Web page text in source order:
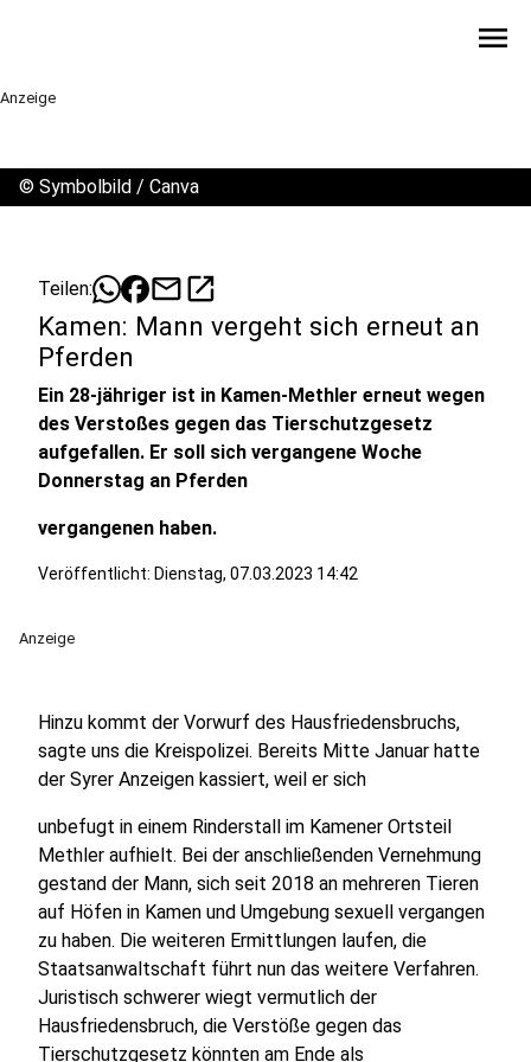
menu
Anzeige
© Symbolbild / Canva
Teilen: mailopen_in_new
Kamen: Mann vergeht sich erneut an
Pferden
Ein 28-jähriger ist in Kamen-Methler erneut wegen
des Verstoßes gegen das Tierschutzgesetz
aufgefallen. Er soll sich vergangene Woche
Donnerstag an Pferden
vergangenen haben.
Veröffentlicht: Dienstag, 07.03.2023 14:42
Anzeige
Hinzu kommt der Vorwurf des Hausfriedensbruchs,
sagte uns die Kreispolizei. Bereits Mitte Januar hatte
der Syrer Anzeigen kassiert, weil er sich
unbefugt in einem Rinderstall im Kamener Ortsteil
Methler aufhielt. Bei der anschließenden Vernehmung
gestand der Mann, sich seit 2018 an mehreren Tieren
auf Höfen in Kamen und Umgebung sexuell vergangen
zu haben. Die weiteren Ermittlungen laufen, die
Staatsanwaltschaft führt nun das weitere Verfahren.
Juristisch schwerer wiegt vermutlich der
Hausfriedensbruch, die Verstöße gegen das
Tierschutzgesetz könnten am Ende als